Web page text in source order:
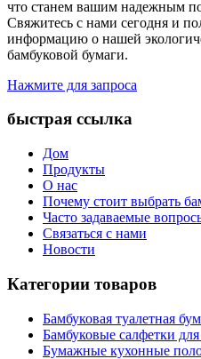
что станем вашим надежным
Свяжитесь с нами сегодня и
информацию о нашей
бамбуковой бумаги.
Нажмите для запроса
быстрая ссылка
Дом
Продукты
О нас
Почему стоит выбрать
Часто задаваемые
Связаться с нами
Новости
Категории товаров
Бамбуковая туалетная
Бамбуковые салфетки
Бумажные кухонные